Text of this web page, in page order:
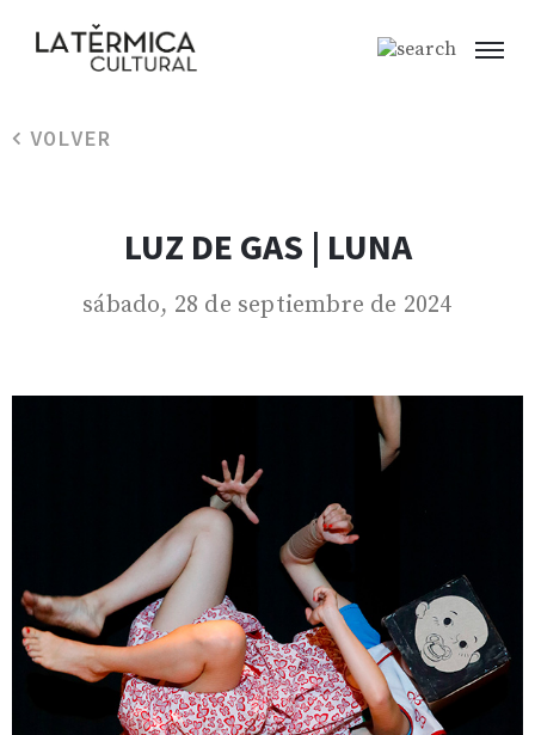
VOLVER
LUZ DE GAS | LUNA
sábado, 28 de septiembre de 2024